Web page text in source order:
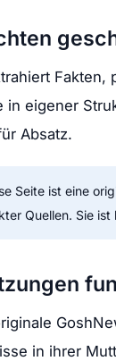
in eigener
Absatz.
Seite ist eine
Quellen. Sie
in ihrer